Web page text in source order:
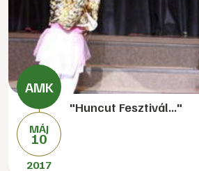
MÁJ
10
2017
"Huncut Fesztivál..."